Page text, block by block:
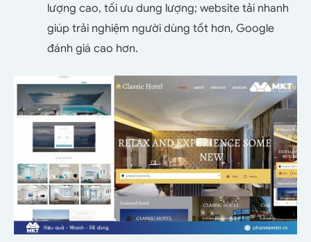
lượng cao, tối ưu dung lượng; website tải nhanh
giúp trải nghiệm người dùng tốt hơn, Google
đánh giá cao hơn.